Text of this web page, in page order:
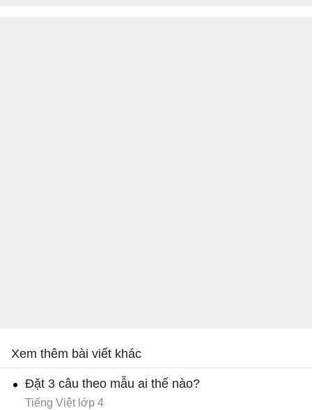
Xem thêm bài viết khác
Đặt 3 câu theo mẫu ai thế nào?
Tiếng Việt lớp 4